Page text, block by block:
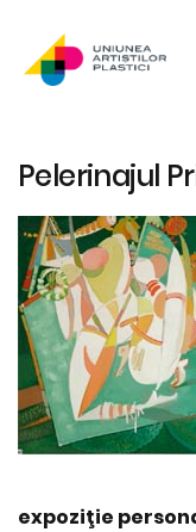
UAP Galerie
Pelerinajul
expoziţie